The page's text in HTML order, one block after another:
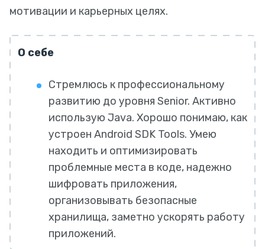
мотивации и карьерных целях.
О себе
Стремлюсь к профессиональному
развитию до уровня Senior. Активно
использую Java. Хорошо понимаю, как
устроен Android SDK Tools. Умею
находить и оптимизировать
проблемные места в коде, надежно
шифровать приложения,
организовывать безопасные
хранилища, заметно ускорять работу
приложений.